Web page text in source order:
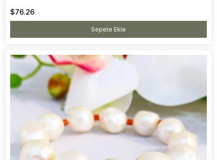
$76.26
Sepete Ekle